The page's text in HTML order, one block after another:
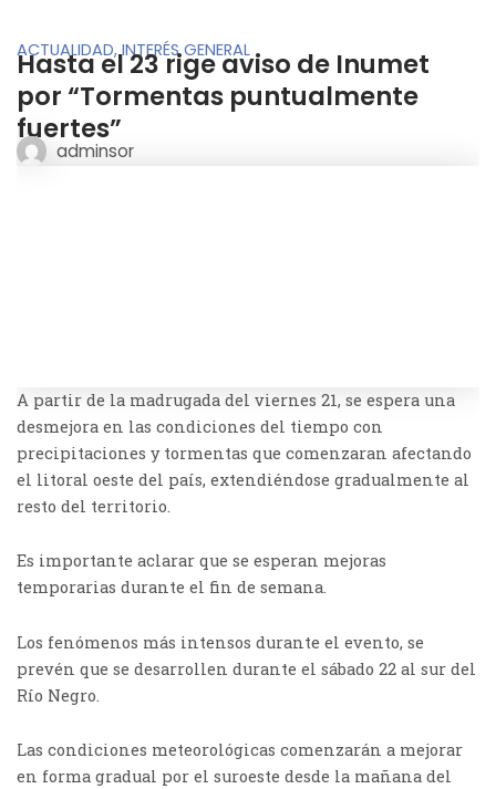
ACTUALIDAD,INTERÉS GENERAL
Hasta el 23 rige aviso de Inumet
por “Tormentas puntualmente
fuertes”
adminsor
A partir de la madrugada del viernes 21, se espera una
desmejora en las condiciones del tiempo con
precipitaciones y tormentas que comenzaran afectando
el litoral oeste del país, extendiéndose gradualmente al
resto del territorio.
Es importante aclarar que se esperan mejoras
temporarias durante el fin de semana.
Los fenómenos más intensos durante el evento, se
prevén que se desarrollen durante el sábado 22 al sur del
Río Negro.
Las condiciones meteorológicas comenzarán a mejorar
en forma gradual por el suroeste desde la mañana del